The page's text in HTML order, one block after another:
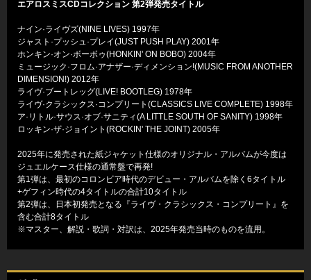
エアロスミスCDコレクション 第2弾発売タイトル
ナイン·ライヴズ(NINE LIVES) 1997年
ジャスト·プッシュ·プレイ(JUST PUSH PLAY) 2001年
ホンキン·オン·ボーボゥ(HONKIN' ON BOBO) 2004年
ミュージック·フロム·アナザー·ディメンション!(MUSIC FROM ANOTHER
DIMENSION!) 2012年
ライヴ·ブートレッグ(LIVE! BOOTLEG) 1978年
ライヴ·クラシックス·コンプリート(CLASSICS LIVE COMPLETE) 1998年
ア·リトル·サウス·オブ·サニティ(A LITTLE SOUTH OF SANITY) 1998年
ロッキン·ザ·ジョイント(ROCKIN' THE JOINT) 2005年
2025年に発売された紙ジャケット仕様のオリジナル・アルバムが今度は
ジュエルケース仕様の通常盤で再発!
第1弾は、最初のコロンビア時代のデビュー・アルバムを除く6タイトル
+ゲフィン時代の4タイトルの合計10タイトル
第2弾は、日本初発売となる『ライヴ・クラシックス・コンプリート』を
含む合計8タイトル
※マスター、解説・歌詞・対訳は、2025年発売当時のものを流用。